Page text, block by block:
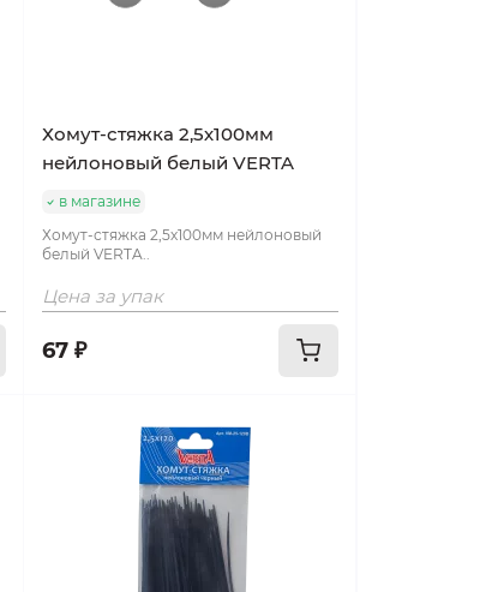
Хомут-стяжка 2,5х100мм
нейлоновый белый VERTA
в магазине
Хомут-стяжка 2,5х100мм нейлоновый
белый VERTA..
Цена за упак
67 ₽